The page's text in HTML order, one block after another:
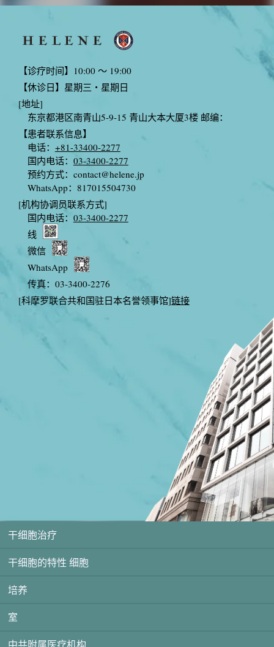
【诊疗时间】10:00 〜 19:00
【休诊日】星期三・星期日
[地址]
东京都港区南青山5-9-15 青山大本大厦3楼 邮编：
【患者联系信息】
电话： +81-33400-2277
国内电话： 03-3400-2277
预约方式： contact@helene.jp
WhatsApp：817015504730
[机构协调员联系方式]
国内电话： 03-3400-2277
线
微信
WhatsApp
传真：03-3400-2276
[科摩罗联合共和国驻日本名誉领事馆]链接
干细胞治疗
干细胞的特性 细胞
培养
室
中共附属医疗机构